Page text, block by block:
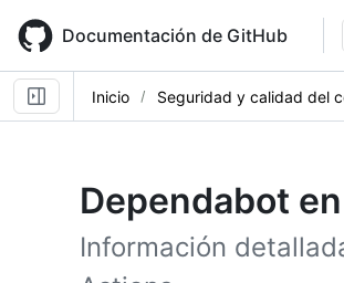
main
content
Documentación de GitHub
Inicio Seguridad y calidad del
Dependabot
Información